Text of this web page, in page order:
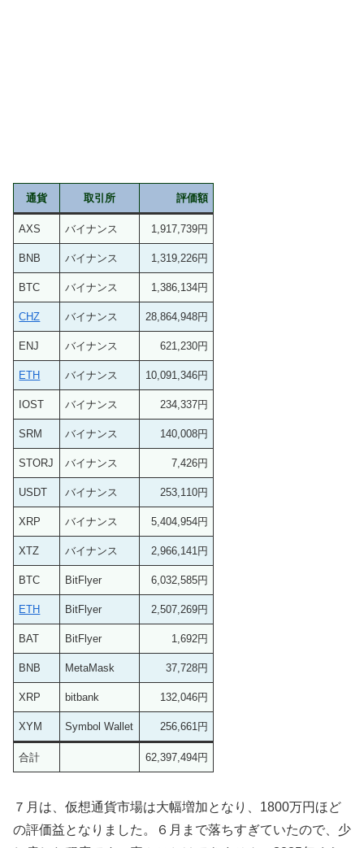
通貨 取引所 評価額
AXS バイナンス 1,917,739円
BNB バイナンス 1,319,226円
BTC バイナンス 1,386,134円
CHZ バイナンス 28,864,948円
ENJ バイナンス 621,230円
ETH バイナンス 10,091,346円
IOST バイナンス 234,337円
SRM バイナンス 140,008円
STORJ バイナンス 7,426円
USDT バイナンス 253,110円
XRP バイナンス 5,404,954円
XTZ バイナンス 2,966,141円
BTC BitFlyer 6,032,585円
ETH BitFlyer 2,507,269円
BAT BitFlyer 1,692円
BNB MetaMask 37,728円
XRP bitbank 132,046円
XYM Symbol Wallet 256,661円
合計 62,397,494円
７月は、仮想通貨市場は大幅増加となり、1800万円ほど
の評価益となりました。６月まで落ちすぎていたので、少